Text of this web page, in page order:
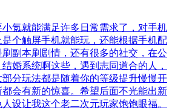
氪就能满足许多日常需求了，对手机
个触屏手机就能玩，还能根据手机配
副本刷剧情，还有很多的社交，在公
婚系统啊这些，遇到志同道合的人，
分玩法都是随着你的等级提升慢慢开
会有新的惊喜。希望后面不光能出新
设让我这个老二次元玩家饱饱眼福。